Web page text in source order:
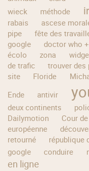
wieck
méthode
rabais
ascese
pipe
fête des
google
doctor who
écolo
zona
de trafic
trouver des
site
Floride
Ende
antivir
deux continents
Dailymotion
Cour
européenne
retourné
république
google
conduire
en ligne